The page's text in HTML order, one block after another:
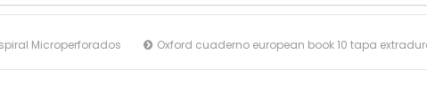
Microperforados Oxford cuaderno european book 10 tapa